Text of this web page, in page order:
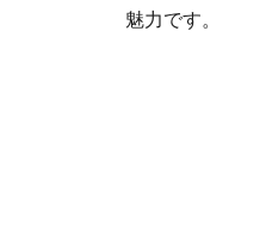
魅力です。